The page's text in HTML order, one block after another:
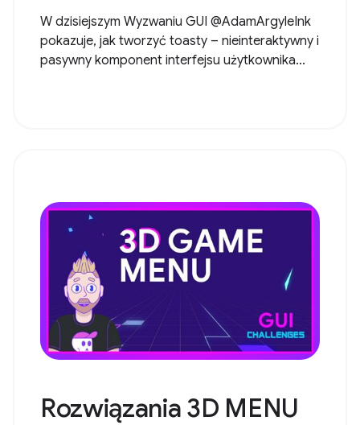
W dzisiejszym Wyzwaniu GUI @AdamArgyleInk
pokazuje, jak tworzyć toasty – nieinteraktywny i
pasywny komponent interfejsu użytkownika...
Rozwiązania 3D MENU